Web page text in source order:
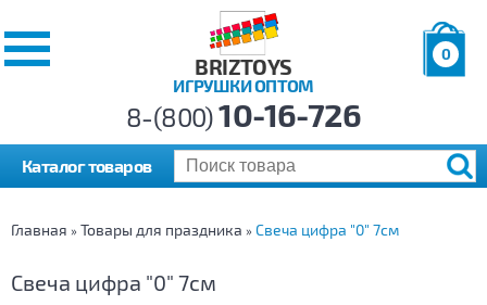
BRIZTOYS
ИГРУШКИ ОПТОМ
0
р.
8-(800)10-16-726
Каталог товаров
Главная » Товары для праздника » Свеча цифра "0" 7см
Свеча цифра "0" 7см